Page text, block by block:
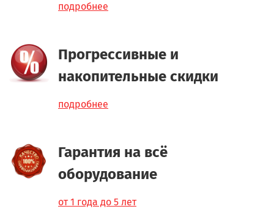
подробнее
Прогрессивные и
накопительные скидки
подробнее
Гарантия на всё
оборудование
от 1 года до 5 лет